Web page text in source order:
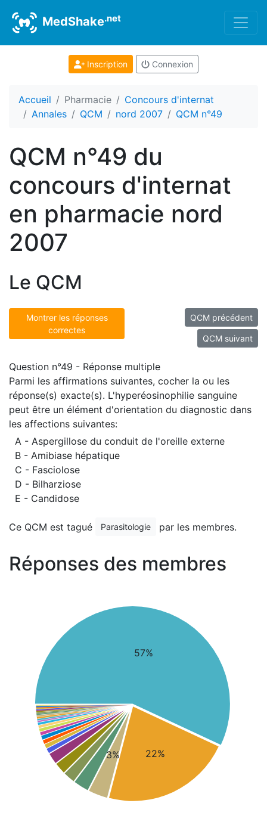
MedShake.net
Inscription Connexion
Accueil Pharmacie
Concours d'internat
Annales
QCM nord 2007 QCM n°49
QCM n°49 du
concours d'internat
en pharmacie nord
2007
Le QCM
Montrer les réponses
correctes
QCM précédent
QCM suivant
Question n°49 - Réponse multiple
Parmi les affirmations suivantes, cocher la ou les
réponse(s) exacte(s). L'hyperéosinophilie sanguine
peut être un élément d'orientation du diagnostic dans
les affections suivantes:
A - Aspergillose du conduit de l'oreille externe
B - Amibiase hépatique
C - Fasciolose
D - Bilharziose
E - Candidose
Ce QCM est tagué Parasitologie par les membres.
Réponses des membres
57%
22%
3%